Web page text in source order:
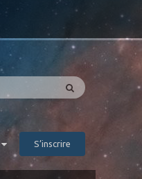
S’inscrire